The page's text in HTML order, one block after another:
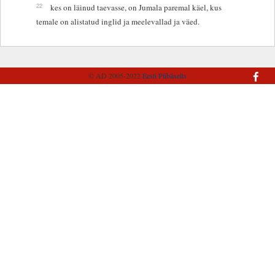
22
kes on läinud taevasse, on Jumala paremal käel, kus
temale on alistatud inglid ja meelevallad ja väed.
© AD 2005-2022Eesti Piibliselts